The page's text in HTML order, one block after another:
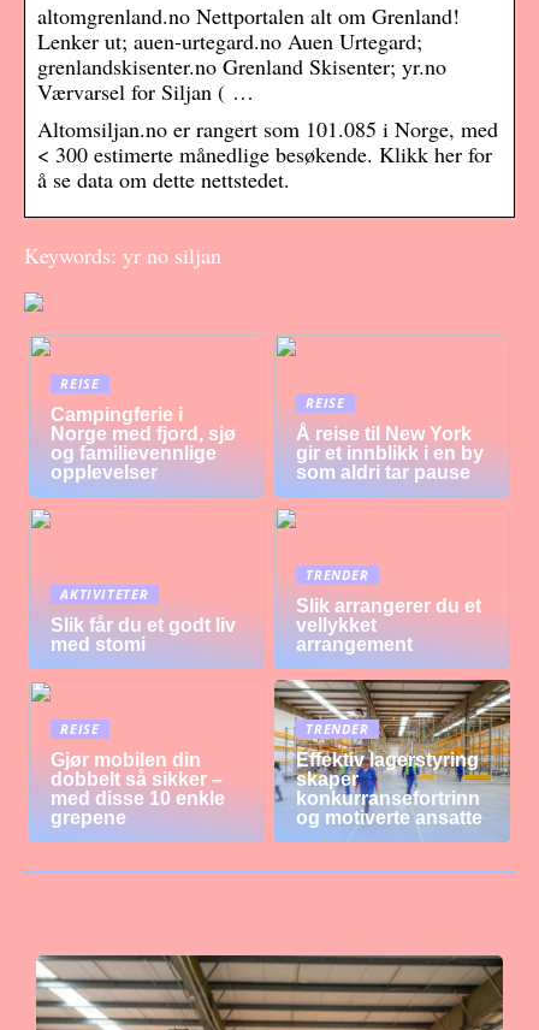
altomgrenland.no Nettportalen alt om Grenland!
Lenker ut; auen-urtegard.no Auen Urtegard;
grenlandskisenter.no Grenland Skisenter; yr.no
Værvarsel for Siljan ( …
Altomsiljan.no er rangert som 101.085 i Norge, med
< 300 estimerte månedlige besøkende. Klikk her for
å se data om dette nettstedet.
Keywords: yr no siljan
REISE
Campingferie i
Norge med fjord, sjø
og familievennlige
opplevelser
REISE
Å reise til New York
gir et innblikk i en by
som aldri tar pause
AKTIVITETER
Slik får du et godt liv
med stomi
TRENDER
Slik arrangerer du et
vellykket
arrangement
REISE
Gjør mobilen din
dobbelt så sikker –
med disse 10 enkle
grepene
TRENDER
Effektiv lagerstyring
skaper
konkurransefortrinn
og motiverte ansatte